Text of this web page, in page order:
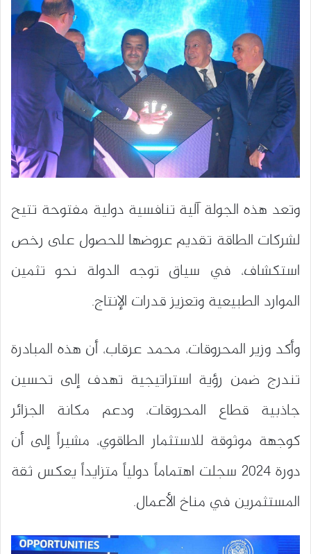
وتعد هذه الجولة آلية تنافسية دولية مفتوحة تتيح
لشركات الطاقة تقديم عروضها للحصول على رخص
استكشاف، في سياق توجه الدولة نحو تثمين
الموارد الطبيعية وتعزيز قدرات الإنتاج.
وأكد وزير المحروقات، محمد عرقاب، أن هذه المبادرة
تندرج ضمن رؤية استراتيجية تهدف إلى تحسين
جاذبية قطاع المحروقات، ودعم مكانة الجزائر
كوجهة موثوقة للاستثمار الطاقوي، مشيراً إلى أن
دورة 2024 سجلت اهتماماً دولياً متزايداً يعكس ثقة
المستثمرين في مناخ الأعمال.